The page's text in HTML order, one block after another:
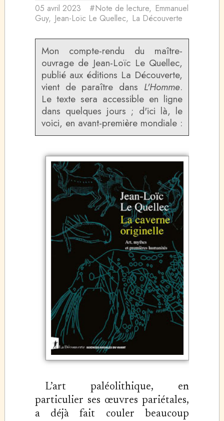
05 avril 2023 #Note de lecture, Emmanuel
Guy, Jean-Loïc Le Quellec, La Découverte
Mon compte-rendu du maître-
ouvrage de Jean-Loïc Le Quellec,
publié aux éditions La Découverte,
vient de paraître dans L'Homme.
Le texte sera accessible en ligne
dans quelques jours ; d'ici là, le
voici, en avant-première mondiale :
L’art paléolithique, en
particulier ses œuvres pariétales,
a déjà fait couler beaucoup